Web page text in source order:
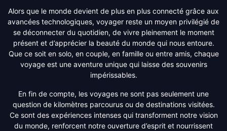
Alors que le monde devient de plus en plus connecté grâce aux
avancées technologiques, voyager reste un moyen privilégié de
se déconnecter du quotidien, de vivre pleinement le moment
présent et d’apprécier la beauté du monde qui nous entoure.
Que ce soit en solo, en couple, en famille ou entre amis, chaque
voyage est une aventure unique qui laisse des souvenirs
impérissables.
En fin de compte, les voyages ne sont pas seulement une
question de kilomètres parcourus ou de destinations visitées.
Ce sont des expériences intenses qui transforment notre vision
du monde, renforcent notre ouverture d’esprit et nourrissent